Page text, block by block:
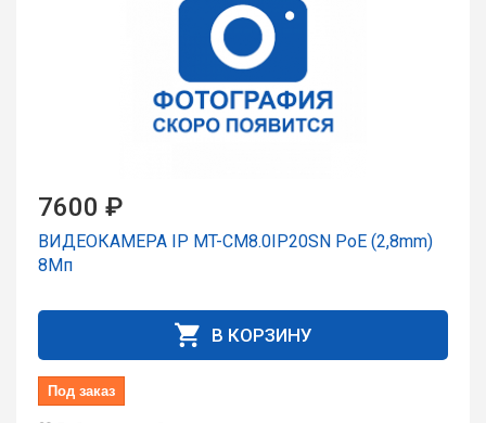
7600 ₽
ВИДЕОКАМЕРА IP MT-CM8.0IP20SN PoE (2,8mm)
8Мп
В КОРЗИНУ
Под заказ